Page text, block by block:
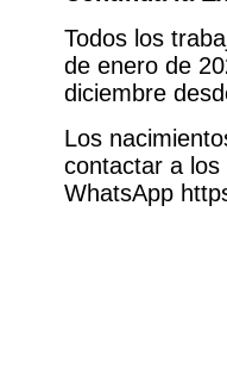
Todos los
de enero de
diciembre
Los
contactar a
WhatsApp